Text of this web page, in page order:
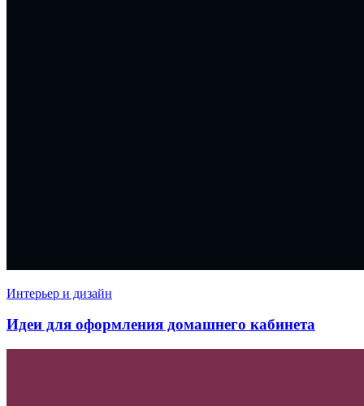
Интерьер и дизайн
Идеи для оформления домашнего кабинета